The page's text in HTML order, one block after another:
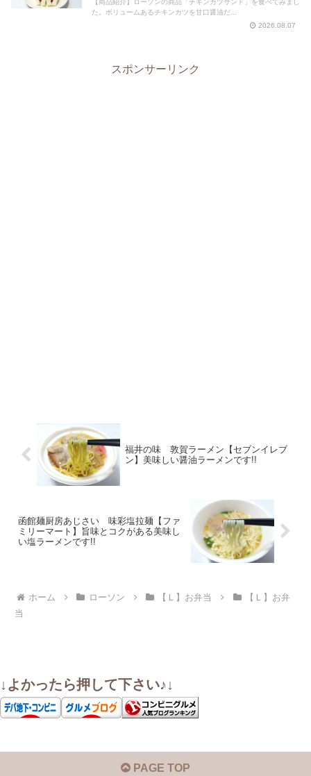
【商品紹介】ローソンの商品「チキンカツサンド」を食べてみまし
た。ボリュームあるチキンカツを甘口醤油だ...
2026.08.07
スポンサーリンク
福井の味 敦賀ラーメン【セブンイレブ
ン】美味しい醤油ラーメンです!!
函館麺厨房あじさい 味彩塩拉麺【ファ
ミリーマート】旨味とコクがある美味し
い塩ラーメンです!!
ホーム ローソン 【Ｌ】お弁当
【Ｌ】お弁
当
↓よかったら押して下さい♪↓
PAGE TOP